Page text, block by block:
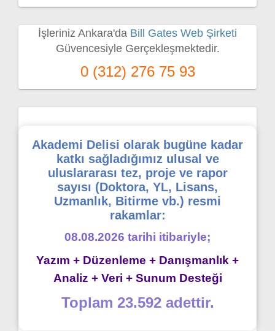
İşleriniz Ankara'da Bill Gates Web Şirketi
Güvencesiyle Gerçekleşmektedir.
0 (312) 276 75 93
Akademi Delisi olarak bugüne kadar
katkı sağladığımız ulusal ve
uluslararası tez, proje ve rapor
sayısı (Doktora, YL, Lisans,
Uzmanlık, Bitirme vb.) resmi
rakamlar:
08.08.2026 tarihi itibariyle;
Yazım + Düzenleme + Danışmanlık +
Analiz + Veri + Sunum Desteği
Toplam 23.592 adettir.